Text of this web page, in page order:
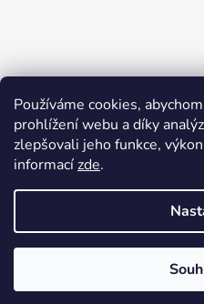
Používáme cookies,
prohlížení webu a díky
zlepšovali jeho funkce,
informacízde.
Sledovat na
Copyright 2026